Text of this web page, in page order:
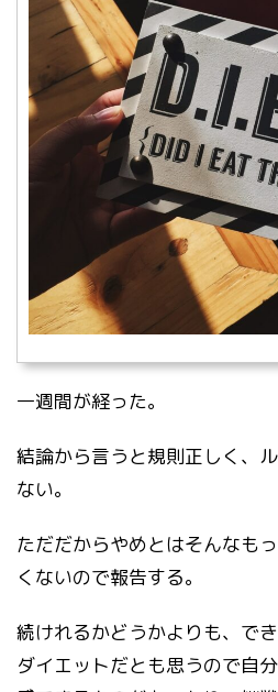
一週間が経った。
結論から言うと規則正しく、
ない。
ただだからやめとはそんなも
くないので報告する。
続けれるかどうかよりも、で
ダイエットだとも思うので自